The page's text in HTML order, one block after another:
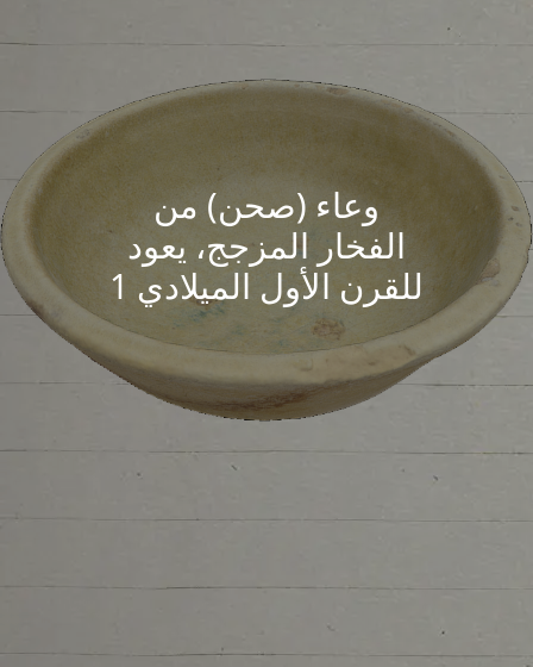
وعاء (صحن) من
الفخار المزجج، يعود
للقرن الأول الميلادي 1